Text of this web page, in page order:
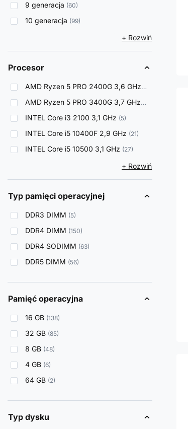
9 generacja 60
10 generacja 99
+ Rozwiń
Procesor
AMD Ryzen 5 PRO 2400G 3,6 GHz 6
AMD Ryzen 5 PRO 3400G 3,7 GHz 3
INTEL Core i3 2100 3,1 GHz 5
INTEL Core i5 10400F 2,9 GHz 21
INTEL Core i5 10500 3,1 GHz 27
+ Rozwiń
Typ pamięci operacyjnej
DDR3 DIMM 5
DDR4 DIMM 150
DDR4 SODIMM 63
DDR5 DIMM 56
Pamięć operacyjna
16 GB 138
32 GB 85
8 GB 48
4 GB 6
64 GB 2
Typ dysku